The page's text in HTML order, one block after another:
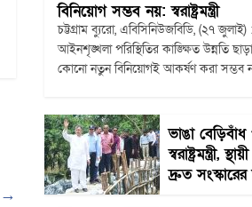
→
বিনিয়োগ সম্ভব নয়: স্বরাষ্ট্রমন্ত্রী
চট্টগ্রাম ব্যুরো, এবিসিনিউজবিডি, (২৭
আইনশৃঙ্খলা পরিস্থিতির কাঙ্ক্ষিত উন্নতি
কোনো নতুন বিনিয়োগই আকর্ষণ করা সম্ভব
ভাঙা বেড়িবাঁধ
স্বরাষ্ট্রমন্ত্রী,
দ্রুত